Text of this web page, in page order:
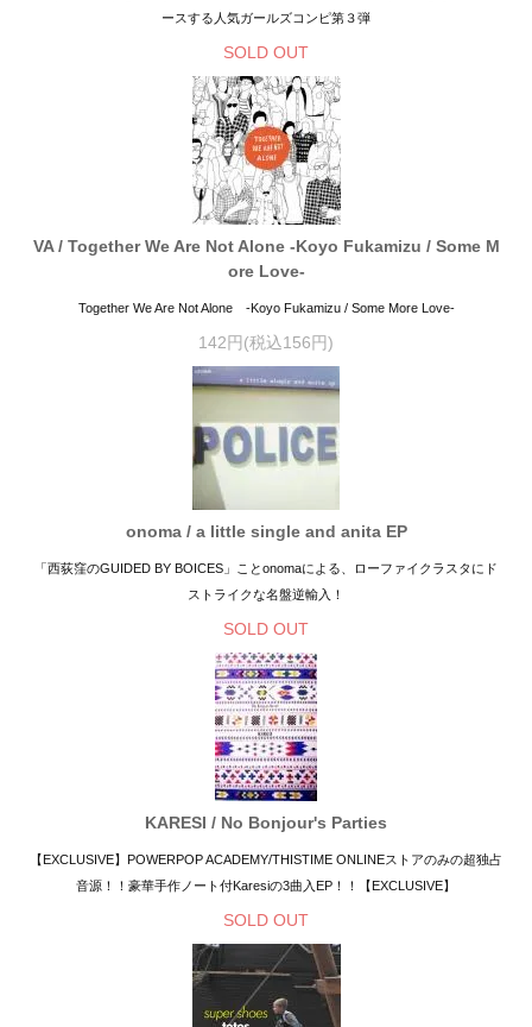
ースする人気ガールズコンピ第３弾
SOLD OUT
VA / Together We Are Not Alone -Koyo Fukamizu / Some M
ore Love-
Together We Are Not Alone -Koyo Fukamizu / Some More Love-
142円(税込156円)
onoma / a little single and anita EP
「西荻窪のGUIDED BY BOICES」ことonomaによる、ローファイクラスタにド
ストライクな名盤逆輸入！
SOLD OUT
KARESI / No Bonjour's Parties
【EXCLUSIVE】POWERPOP ACADEMY/THISTIME ONLINEストアのみの超独占
音源！！豪華手作ノート付Karesiの3曲入EP！！【EXCLUSIVE】
SOLD OUT